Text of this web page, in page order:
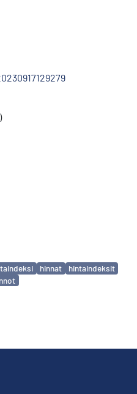
hinnat
hintaindeksit